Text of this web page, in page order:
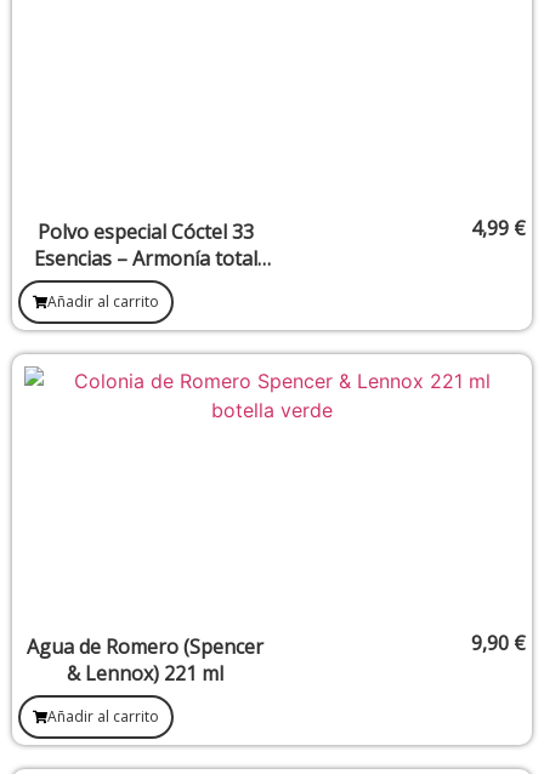
Polvo especial Cóctel 33
Esencias – Armonía total
para atraer el éxito
4,99 €
Añadir al carrito
Agua de Romero (Spencer
& Lennox) 221 ml
9,90 €
Añadir al carrito